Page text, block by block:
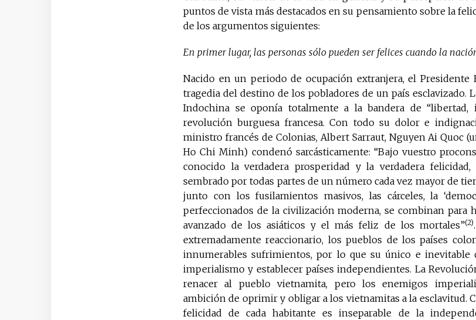
puntos de vista más destacados en su pensamiento sobre la
de los argumentos siguientes:
En primer lugar, las personas sólo pueden ser felices cuando la
Nacido en un periodo de ocupación extranjera, el
tragedia del destino de los pobladores de un país esclavizado.
Indochina se oponía totalmente a la bandera de “libertad,
revolución burguesa francesa. Con todo su dolor e
ministro francés de Colonias, Albert Sarraut, Nguyen Ai Quoc
Ho Chi Minh) condenó sarcásticamente: “Bajo vuestro
conocido la verdadera prosperidad y la verdadera
sembrado por todas partes de un número cada vez mayor de
junto con los fusilamientos masivos, las cárceles, la
perfeccionados de la civilización moderna, se combinan para
avanzado de los asiáticos y el más feliz de los mortales”(2)
extremadamente reaccionario, los pueblos de los países
innumerables sufrimientos, por lo que su único e inevitable
imperialismo y establecer países independientes. La
renacer al pueblo vietnamita, pero los enemigos
ambición de oprimir y obligar a los vietnamitas a la esclavitud.
felicidad de cada habitante es inseparable de la